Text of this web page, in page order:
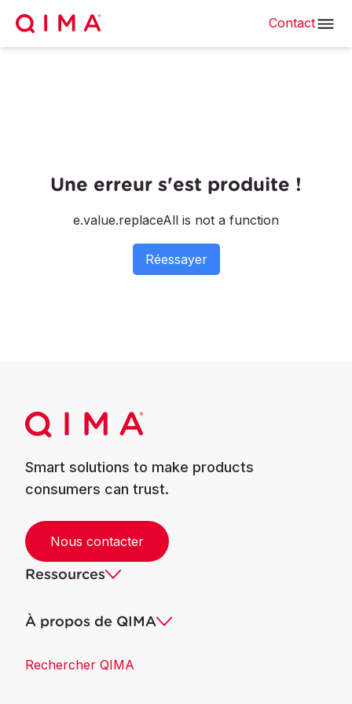
Contact
Une erreur s'est produite !
e.value.replaceAll is not a function
Réessayer
Smart solutions to make products
consumers can trust.
Nous contacter
Ressources
À propos de QIMA
Rechercher QIMA